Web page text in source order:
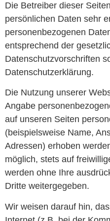
Die Betreiber dieser
persönlichen Daten sehr
personenbezogenen
entsprechend der
Datenschutzvorschriften
Datenschutzerklärung.
Die Nutzung unserer
Angabe
auf unseren Seiten
(beispielsweise Name,
Adressen) erhoben
möglich, stets auf
werden ohne Ihre
Dritte weitergegeben.
Wir weisen darauf hin,